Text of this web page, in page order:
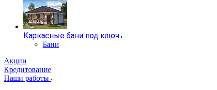
Каркасные бани под ключ
Бани
Акции
Кредитование
Наши работы